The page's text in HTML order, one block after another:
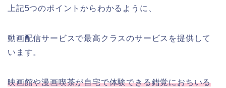
上記5つのポイントからわかるように、
動画配信サービスで最高クラスのサービスを提供して
います。
映画館や漫画喫茶が自宅で体験できる錯覚におちいる